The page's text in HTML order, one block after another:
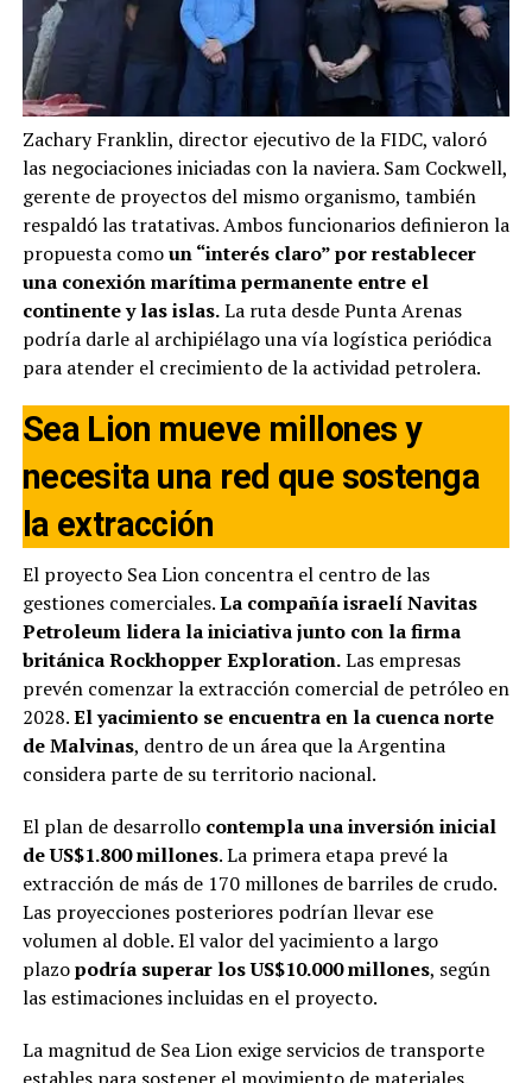
Zachary Franklin, director ejecutivo de la FIDC, valoró
las negociaciones iniciadas con la naviera. Sam Cockwell,
gerente de proyectos del mismo organismo, también
respaldó las tratativas. Ambos funcionarios definieron la
propuesta comoun “interés claro” por restablecer
una conexión marítima permanente entre el
continente y las islas.La ruta desde Punta Arenas
podría darle al archipiélago una vía logística periódica
para atender el crecimiento de la actividad petrolera.
Sea Lion mueve millones y
necesita una red que sostenga
la extracción
El proyecto Sea Lion concentra el centro de las
gestiones comerciales.La compañía israelí Navitas
Petroleum lidera la iniciativa junto con la firma
británica Rockhopper Exploration.Las empresas
prevén comenzar la extracción comercial de petróleo en
2028.El yacimiento se encuentra en la cuenca norte
de Malvinas, dentro de un área que la Argentina
considera parte de su territorio nacional.
El plan de desarrollocontempla una inversión inicial
de US$1.800 millones. La primera etapa prevé la
extracción de más de 170 millones de barriles de crudo.
Las proyecciones posteriores podrían llevar ese
volumen al doble. El valor del yacimiento a largo
plazopodría superar los US$10.000 millones, según
las estimaciones incluidas en el proyecto.
La magnitud de Sea Lion exige servicios de transporte